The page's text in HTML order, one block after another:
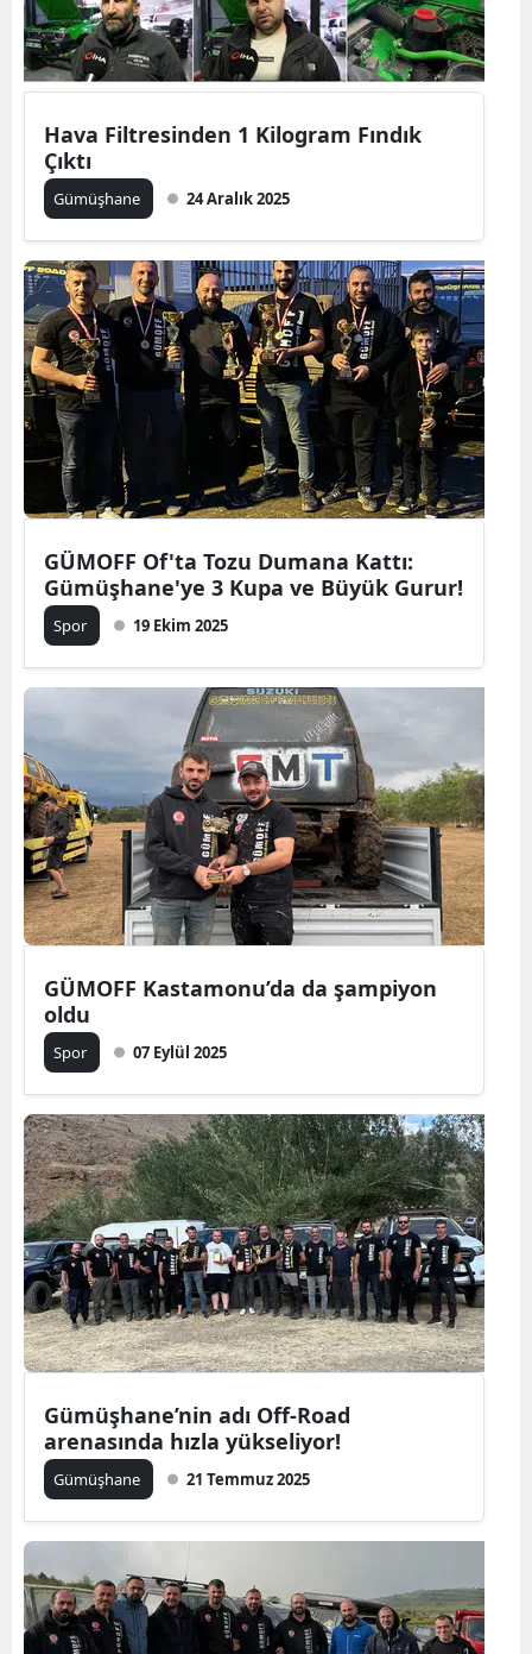
Samsun
Siirt
Sinop
Tekirdağ
Tokat
Trabzon
Tunceli
Şanlıurfa
Uşak
Van
Yozgat
Aksaray
Bayburt
Karaman
Kırıkkale
Batman
Şırnak
Yalova
Karabük
Kilis
Osmaniye
Düzce
Hava Filtresinden 1 Kilogram Fındık
Çıktı
Gümüşhane 24 Aralık 2025
GÜMOFF Of'ta Tozu Dumana Kattı:
Gümüşhane'ye 3 Kupa ve Büyük Gurur!
Spor 19 Ekim 2025
GÜMOFF Kastamonu’da da şampiyon
oldu
Spor 07 Eylül 2025
Gümüşhane’nin adı Off-Road
arenasında hızla yükseliyor!
Gümüşhane 21 Temmuz 2025